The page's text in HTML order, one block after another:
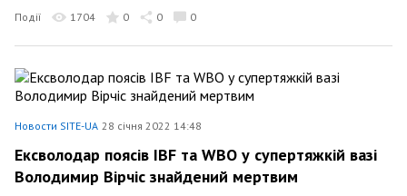
Події 1704 0 0 0
Новости SITE-UA 28 січня 2022 14:48
Ексволодар поясів IBF та WBO у супертяжкій вазі
Володимир Вірчіс знайдений мертвим